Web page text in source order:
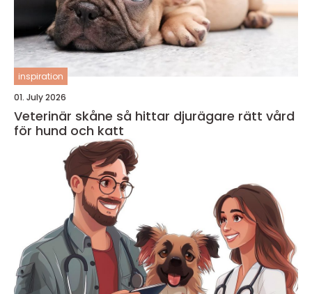
inspiration
01. July 2026
Veterinär skåne så hittar djurägare rätt vård
för hund och katt